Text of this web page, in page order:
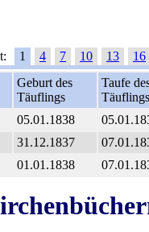
1 4 7 10 13
16
Geburt des
Täuflings
Taufe
Täuflings
05.01.1838
31.12.1837
01.01.1838